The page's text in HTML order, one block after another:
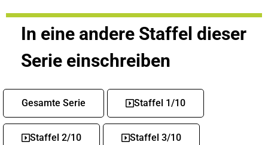
In eine andere Staffel dieser
Serie einschreiben
Gesamte Serie Staffel 1/10
Staffel 2/10 Staffel 3/10